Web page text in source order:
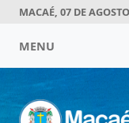
MACAÉ, 07 DE
MENU